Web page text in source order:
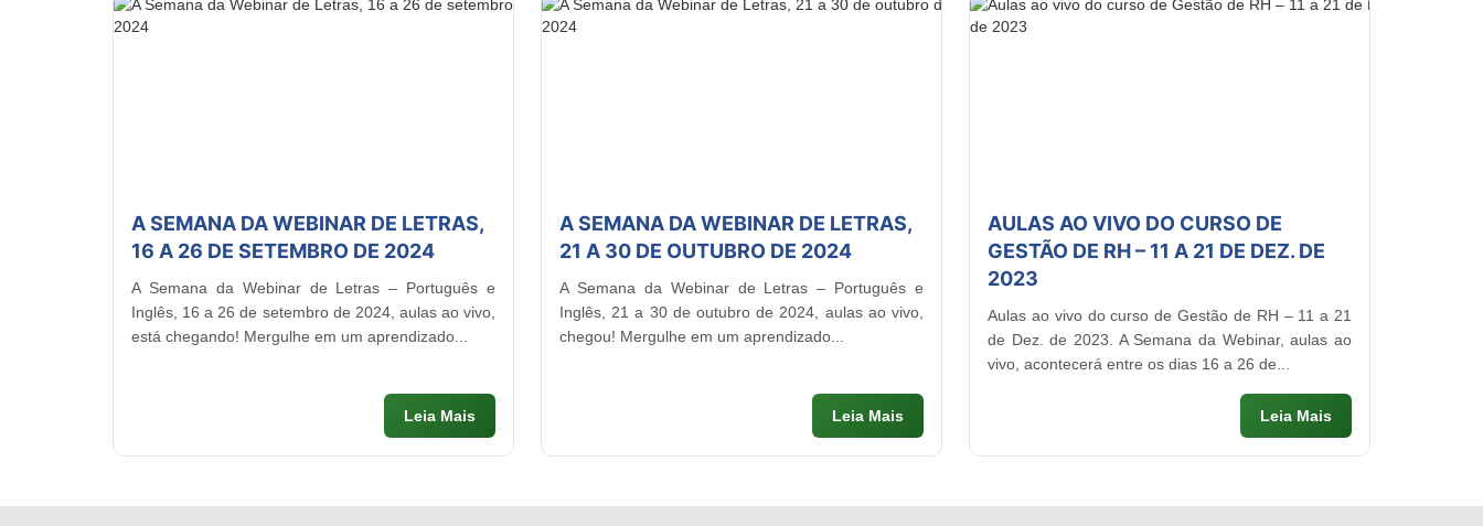
A SEMANA DA WEBINAR DE LETRAS,
16 A 26 DE SETEMBRO DE 2024
A Semana da Webinar de Letras – Português e
Inglês, 16 a 26 de setembro de 2024, aulas ao vivo,
está chegando! Mergulhe em um aprendizado...
Leia Mais
A SEMANA DA WEBINAR DE LETRAS,
21 A 30 DE OUTUBRO DE 2024
A Semana da Webinar de Letras – Português e
Inglês, 21 a 30 de outubro de 2024, aulas ao vivo,
chegou! Mergulhe em um aprendizado...
Leia Mais
AULAS AO VIVO DO CURSO DE
GESTÃO DE RH – 11 A 21 DE DEZ. DE
2023
Aulas ao vivo do curso de Gestão de RH – 11 a 21
de Dez. de 2023. A Semana da Webinar, aulas ao
vivo, acontecerá entre os dias 16 a 26 de...
Leia Mais